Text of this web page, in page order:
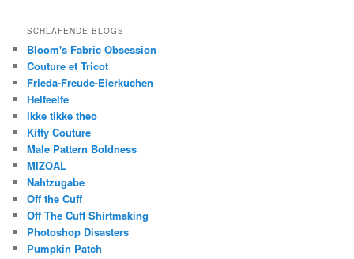
SCHLAFENDE BLOGS
Bloom's Fabric Obsession
Couture et Tricot
Frieda-Freude-Eierkuchen
Helfeelfe
ikke tikke theo
Kitty Couture
Male Pattern Boldness
MIZOAL
Nahtzugabe
Off the Cuff
Off The Cuff Shirtmaking
Photoshop Disasters
Pumpkin Patch